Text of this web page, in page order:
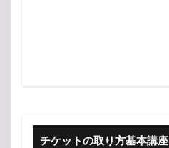
チケットの取り方基本講座